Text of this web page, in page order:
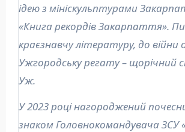
ідею з мініскульптурами
«Книга рекордів Закарпаття».
краєзнавчу літературу, до війни
Ужгородську регату – щорічний
Уж.
У 2023 році нагороджений
знаком Головнокомандувача ЗСУ